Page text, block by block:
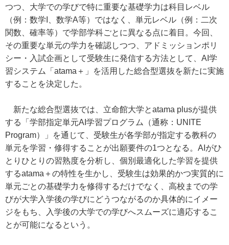
つつ、大学での学びで特に重要な基礎学力は科目レベル
（例：数学I、数学A等）ではなく、単元レベル（例：二次
関数、確率等）で学部学科ごとに異なる点に着目。今回、
その重要な単元の学力を確認しつつ、アドミッションポリ
シー・入試企画として受験生に発信する方法として、AI学
習システム「atama＋」を活用した総合型選抜を新たに実施
することを決定した。
新たな総合型選抜では、立命館大学とatama plusが提供
する「学部指定単元AI学習プログラム（通称：UNITE
Program）」を通じて、受験生が各学部が指定する教科の
単元を学習・修得することが出願要件の1つとなる。AIがひ
とりひとりの習熟度を分析し、個別最適化した学習を提供
するatama＋の特性を生かし、受験生は効果的かつ実質的に
単元ごとの基礎学力を修得するだけでなく、高校までの学
びが大学入学後の学びにどうつながるのか具体的にイメー
ジをもち、入学後の大学での学びへスムーズに適応するこ
とが可能になるという。